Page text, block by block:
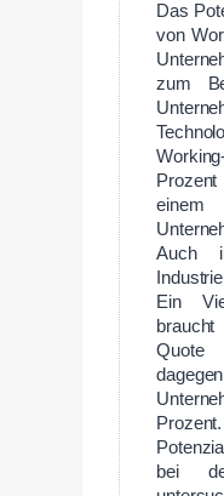
Das
von
zum
einem
Auch
Ein
Quote
bei